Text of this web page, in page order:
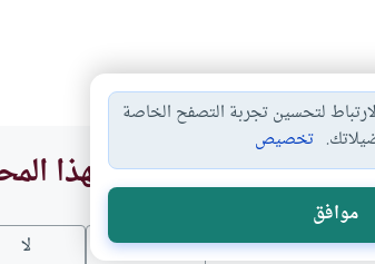
هل انتفعت بهذا
نعم لا
لتحسين تجربة التصفح الخاصة
تخصيص
موافق